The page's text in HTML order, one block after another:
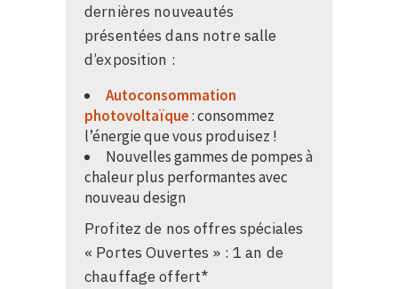
dernières nouveautés
présentées dans notre salle
d’exposition :
Autoconsommation
photovoltaïque: consommez
l’énergie que vous produisez !
Nouvelles gammes de pompes à
chaleur plus performantes avec
nouveau design
Profitez de nos offres spéciales
« Portes Ouvertes » : 1 an de
chauffage offert*